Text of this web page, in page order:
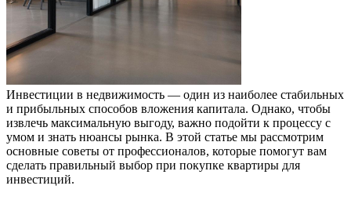
Инвестиции в недвижимость — один из наиболее стабильных
и прибыльных способов вложения капитала. Однако, чтобы
извлечь максимальную выгоду, важно подойти к процессу с
умом и знать нюансы рынка. В этой статье мы рассмотрим
основные советы от профессионалов, которые помогут вам
сделать правильный выбор при покупке квартиры для
инвестиций.